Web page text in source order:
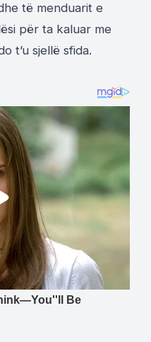
të menduarit e
për ta kaluar me
t’u sjellë sfida.